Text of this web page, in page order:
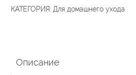
КАТЕГОРИЯ: Для домашнего ухода
Описание